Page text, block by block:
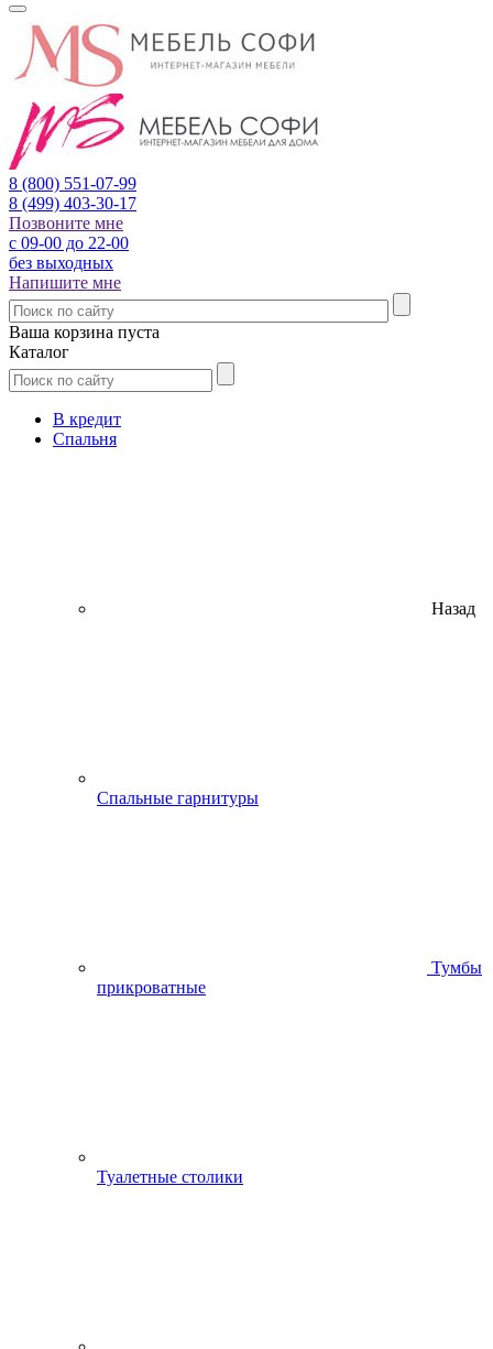
8 (800) 551-07-99
8 (499) 403-30-17
Позвоните мне
с 09-00 до 22-00
без выходных
Напишите мне
Ваша корзина пуста
Каталог
В кредит
Спальня
Назад
Спальные гарнитуры
Тумбы
прикроватные
Туалетные столики